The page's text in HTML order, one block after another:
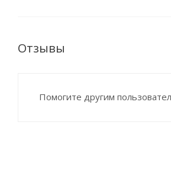
Отзывы
Помогите другим